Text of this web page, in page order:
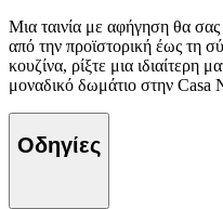
Μια ταινία με αφήγηση θα
από την προϊστορική έως τη
κουζίνα, ρίξτε μια ιδιαίτερη
μοναδικό δωμάτιο στην Casa
Οδηγίες